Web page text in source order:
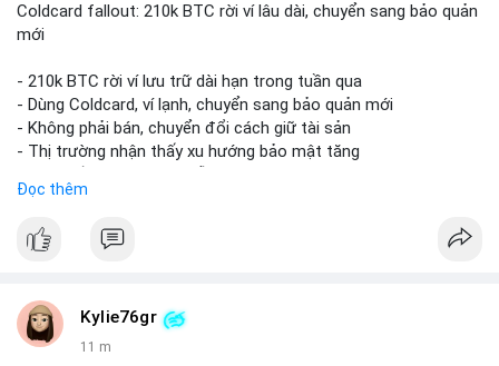
Coldcard fallout: 210k BTC rời ví lâu dài, chuyển sang bảo quản
mới
- 210k BTC rời ví lưu trữ dài hạn trong tuần qua
- Dùng Coldcard, ví lạnh, chuyển sang bảo quản mới
- Không phải bán, chuyển đổi cách giữ tài sản
- Thị trường nhận thấy xu hướng bảo mật tăng
#vlikevn #titanbot
Đọc thêm
Kylie76gr
11 m